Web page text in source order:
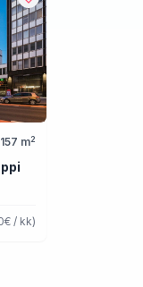
157 m2
€ / kk)